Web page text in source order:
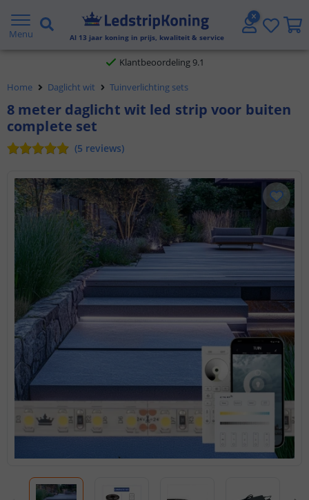
Menu Al 13 jaar koning in prijs, kwaliteit & service
Gratis verzending vanaf € 20,- NL en BE
Klantbeoordeling 9.1
Home Daglicht wit Tuinverlichting sets
8 meter daglicht wit led strip voor buiten
complete set
(5 reviews)